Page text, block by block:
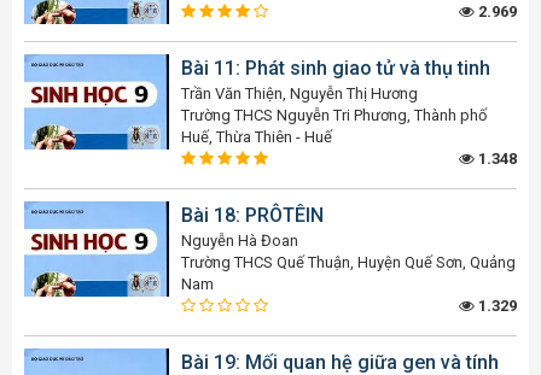
2.969
Bài 11: Phát sinh giao tử và thụ tinh
Trần Văn Thiện, Nguyễn Thị Hương
Trường THCS Nguyễn Tri Phương, Thành phố
Huế, Thừa Thiên - Huế
1.348
Bài 18: PRÔTÊIN
Nguyễn Hà Đoan
Trường THCS Quế Thuận, Huyện Quế Sơn, Quảng
Nam
1.329
Bài 19: Mối quan hệ giữa gen và tính